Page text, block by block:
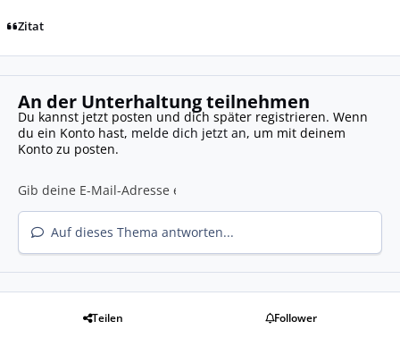
Zitat
An der Unterhaltung teilnehmen
Du kannst jetzt posten und dich später registrieren. Wenn
du ein Konto hast, melde dich jetzt an, um mit deinem
Konto zu posten.
Auf dieses Thema antworten...
Teilen Follower